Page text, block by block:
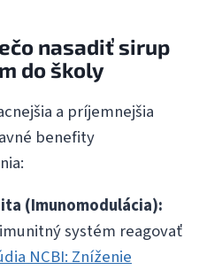
nasadiť sirup
do školy
a príjemnejšia
benefity
(Imunomodulácia):
systém reagovať
NCBI: Zníženie